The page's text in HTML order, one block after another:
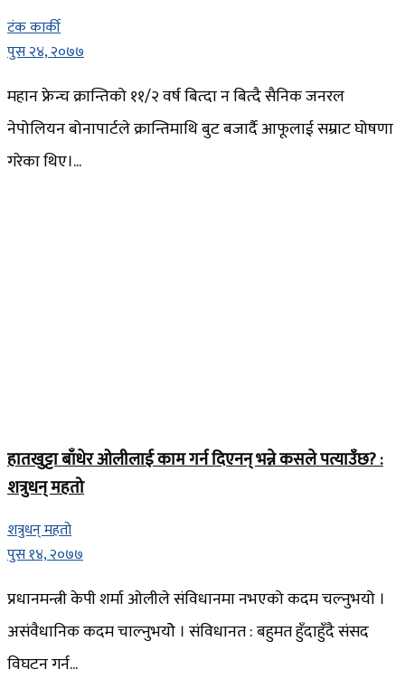
टंक कार्की
पुस २४, २०७७
महान फ्रेन्च क्रान्तिको ११/२ वर्ष बित्दा न बित्दै सैनिक जनरल
नेपोलियन बोनापार्टले क्रान्तिमाथि बुट बजार्दै आफूलाई सम्राट घोषणा
गरेका थिए।...
हातखुट्टा बाँधेर ओलीलाई काम गर्न दिएनन् भन्ने कसले पत्याउँछ? :
शत्रुधन् महतो
शत्रुधन् महतो
पुस १४, २०७७
प्रधानमन्त्री केपी शर्मा ओलीले संविधानमा नभएको कदम चल्नुभयो ।
असंवैधानिक कदम चाल्नुभयोे । संविधानत : बहुमत हुँदाहुँदै संसद
विघटन गर्न...